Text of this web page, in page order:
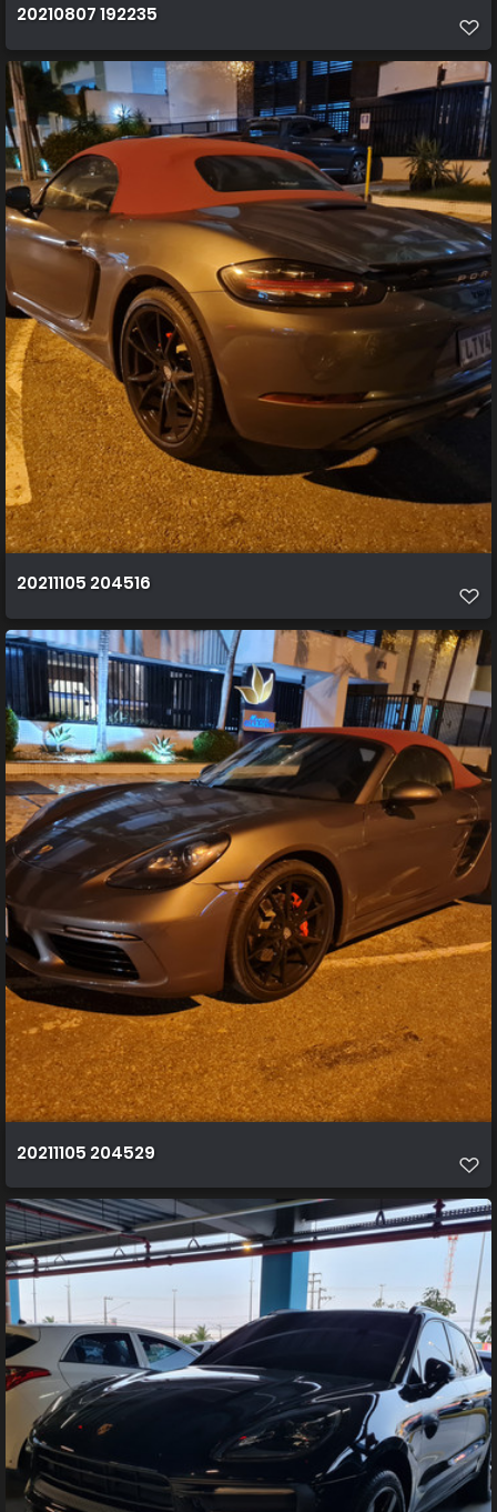
20210807 192235
20211105 204516
20211105 204529